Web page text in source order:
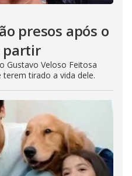
presos após o
partir
Gustavo Veloso Feitosa
tirado a vida dele.